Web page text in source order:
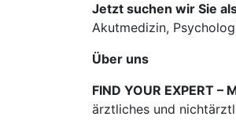
Jetzt suchen wir Sie
Akutmedizin,
Über uns
FIND YOUR EXPERT –
ärztliches und